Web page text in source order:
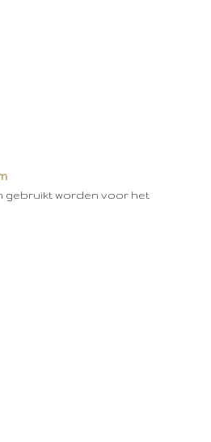
gebruikt worden voor het